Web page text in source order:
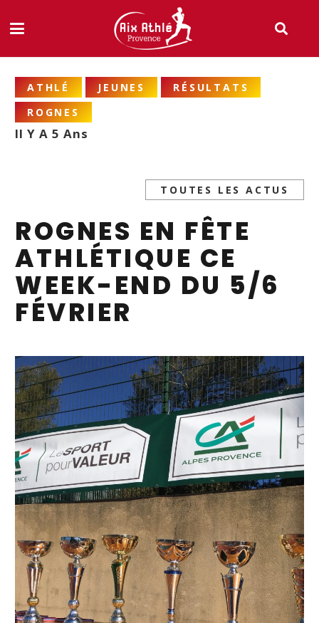
ATHLÉ JEUNES
RÉSULTATS
ROGNES
Il Y A 5 Ans
TOUTES LES ACTUS
ROGNES EN FÊTE
ATHLÉTIQUE CE
WEEK-END DU 5/6
FÉVRIER